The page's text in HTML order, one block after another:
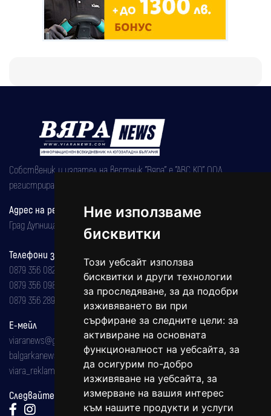
Ние използваме
бисквитки
Този уебсайт използва
бисквитки и други технологии
за проследяване, за да подобри
изживяването ви при
сърфиране за следните цели: за
активиране на основната
функционалност на уебсайта, за
да осигурим по-добро
изживяване на уебсайта, за
измерване на вашия интерес
към нашите продукти и услуги
Собственик и издател на вестник "Вяра" е "АВС КО" ООД,
регистрирана на 08.05.2002 година.
Адрес на редакцията
Град Дупница, ул.''Христо Ботев" 43
Телефони за реклама и абонаменти
0879 356 082
0879 356 098
0879 356 289
Е-мейл
viaranews@gmail.com
balgarkanews@gmail.com
viara_reklama@mail.bg
Следвайте ни: